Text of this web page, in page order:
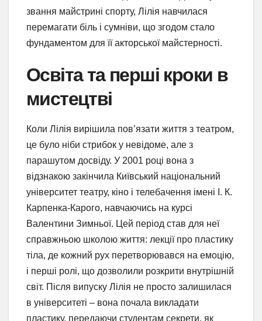
звання майстрині спорту, Лілія навчилася
перемагати біль і сумніви, що згодом стало
фундаментом для її акторської майстерності.
Освіта та перші кроки в
мистецтві
Коли Лілія вирішила пов’язати життя з театром,
це було ніби стрибок у невідоме, але з
парашутом досвіду. У 2001 році вона з
відзнакою закінчила Київський національний
університет театру, кіно і телебачення імені І. К.
Карпенка-Карого, навчаючись на курсі
Валентини Зимньої. Цей період став для неї
справжньою школою життя: лекції про пластику
тіла, де кожний рух перетворювався на емоцію,
і перші ролі, що дозволили розкрити внутрішній
світ. Після випуску Лілія не просто залишилася
в університеті – вона почала викладати
пластику, передаючи студентам секрети, як